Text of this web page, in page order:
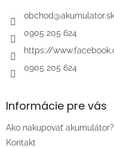
obchod@akumulator.sk
0905 205 624
https://
0905 205 624
Informácie pre vás
Ako nakupovať akumulátor?
Kontakt